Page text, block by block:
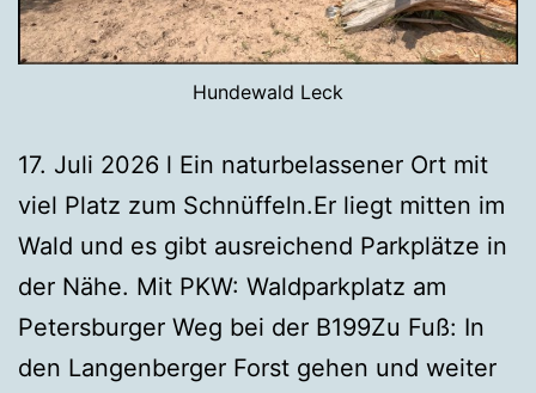
Hundewald Leck
17. Juli 2026 l Ein naturbelassener Ort mit
viel Platz zum Schnüffeln.Er liegt mitten im
Wald und es gibt ausreichend Parkplätze in
der Nähe. Mit PKW: Waldparkplatz am
Petersburger Weg bei der B199Zu Fuß: In
den Langenberger Forst gehen und weiter